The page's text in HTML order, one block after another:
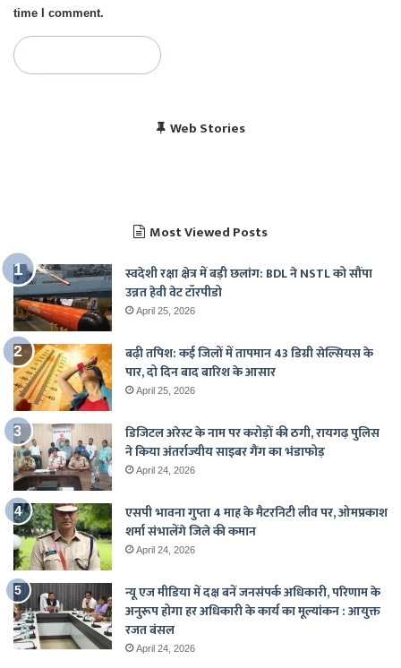
time I comment.
Web Stories
विराट कोहली की सेंचुरी से
भारत बनाम पाकिस्तान, हेड
पाकिस्तान में बजा भारत का
चैंपियंस ट्रॉफी 2025 में
Most Viewed Posts
स्वदेशी रक्षा क्षेत्र में बड़ी छलांग: BDL ने NSTL को सौंपा
उन्नत हेवी वेट टॉरपीडो
April 25, 2026
बढ़ी तपिश: कई जिलों में तापमान 43 डिग्री सेल्सियस के
पार, दो दिन बाद बारिश के आसार
April 25, 2026
डिजिटल अरेस्ट के नाम पर करोड़ों की ठगी, रायगढ़ पुलिस
ने किया अंतर्राज्यीय साइबर गैंग का भंडाफोड़
April 24, 2026
एसपी भावना गुप्ता 4 माह के मैटरनिटी लीव पर, ओमप्रकाश
शर्मा संभालेंगे जिले की कमान
April 24, 2026
न्यू एज मीडिया में दक्ष बनें जनसंपर्क अधिकारी, परिणाम के
अनुरूप होगा हर अधिकारी के कार्य का मूल्यांकन : आयुक्त
रजत बंसल
April 24, 2026